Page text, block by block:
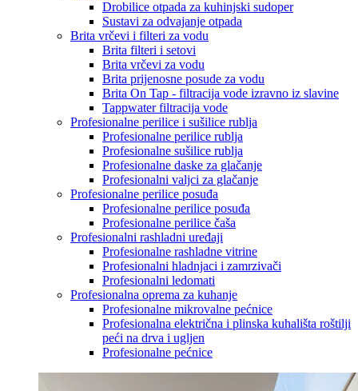
Drobilice otpada za kuhinjski sudoper
Sustavi za odvajanje otpada
Brita vrčevi i filteri za vodu
Brita filteri i setovi
Brita vrčevi za vodu
Brita prijenosne posude za vodu
Brita On Tap - filtracija vode izravno iz slavine
Tappwater filtracija vode
Profesionalne perilice i sušilice rublja
Profesionalne perilice rublja
Profesionalne sušilice rublja
Profesionalne daske za glačanje
Profesionalni valjci za glačanje
Profesionalne perilice posuđa
Profesionalne perilice posuđa
Profesionalne perilice čaša
Profesionalni rashladni uređaji
Profesionalne rashladne vitrine
Profesionalni hladnjaci i zamrzivači
Profesionalni ledomati
Profesionalna oprema za kuhanje
Profesionalne mikrovalne pećnice
Profesionalna električna i plinska kuhališta roštilji
peći na drva i ugljen
Profesionalne pećnice